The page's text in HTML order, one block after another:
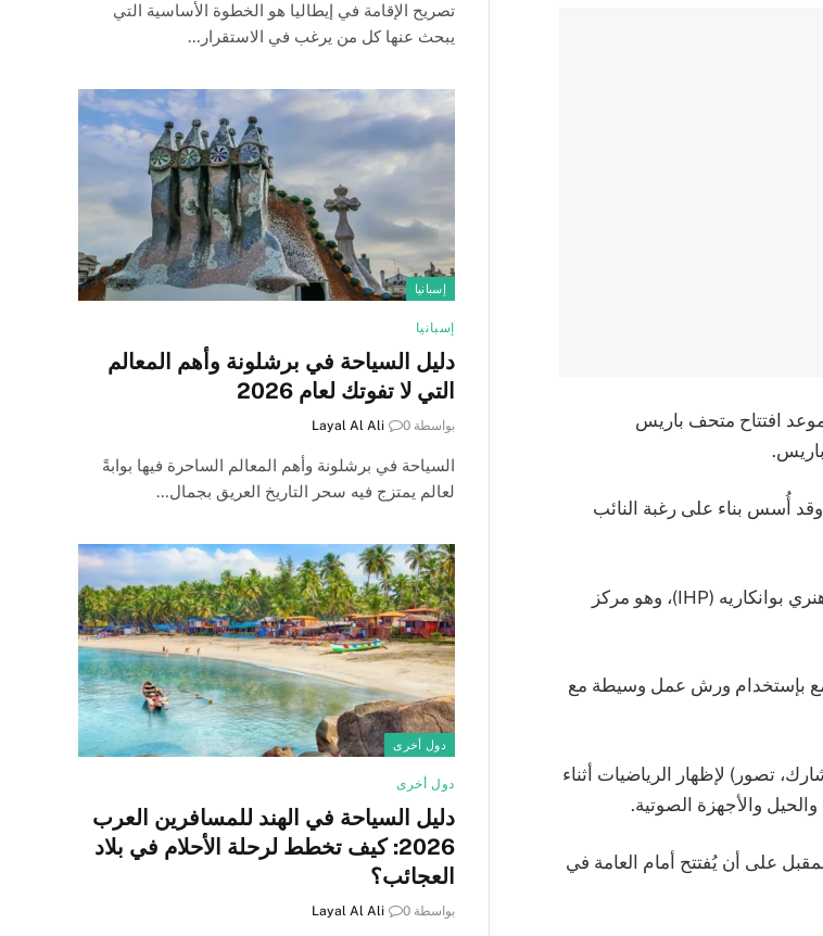
موعد افتتاح متحف باريس
أُسس بناء على رغبة النائب
ويشغل المتحف مساحة 900 متر مربع في مبنى جان بيرين التابع لمعهد هنري بوانكاريه (IHP)، وهو مركز
بإستخدام ورش عمل وسيطة مع
تصور) لإظهار الرياضيات أثناء
والأجهزة الصوتية.
الرئيس الفرنسي ماكرون المتحف في 27 أيلول المقبل على أن يُفتتح أمام العامة في
تصريح الإقامة في إيطاليا هو الخطوة الأساسية التي
يبحث عنها كل من يرغب في الاستقرار…
إسبانيا
إسبانيا
دليل السياحة في برشلونة وأهم المعالم
التي لا تفوتك لعام 2026
بواسطة Layal Al Ali 0
السياحة في برشلونة وأهم المعالم الساحرة فيها بوابةً
لعالم يمتزج فيه سحر التاريخ العريق بجمال…
دول أخرى
دول أخرى
دليل السياحة في الهند للمسافرين العرب
2026: كيف تخطط لرحلة الأحلام في بلاد
العجائب؟
بواسطة Layal Al Ali 0